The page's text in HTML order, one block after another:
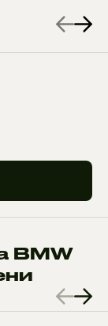
BMW